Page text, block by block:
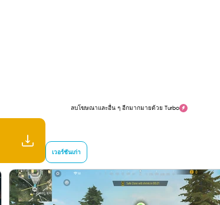
ลบโฆษณาและอื่น ๆ อีกมากมายด้วย Turbo
เวอร์ชันเก่า